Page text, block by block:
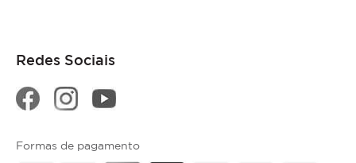
Redes Sociais
Formas de pagamento